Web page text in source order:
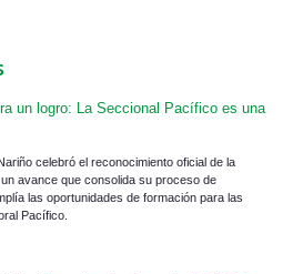
un logro: La Seccional Pacífico es una
celebró el reconocimiento oficial de la
avance que consolida su proceso de
las oportunidades de formación para las
Pacífico.